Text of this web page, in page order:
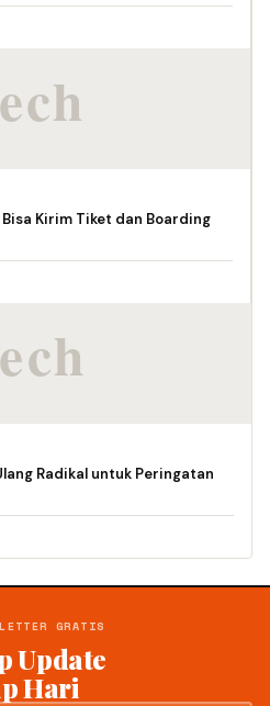
Kirim Tiket dan Boarding
Radikal untuk Peringatan
GRATIS
Update
Hari